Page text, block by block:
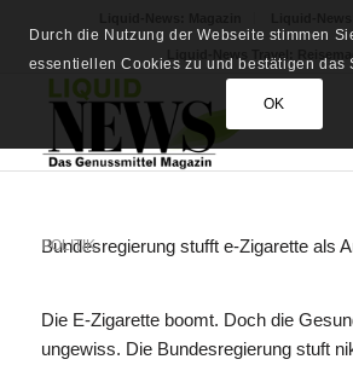
Bundesregierung stufft e-Zigarette als
POLITIK
Die E-Zigarette boomt. Doch die
ungewiss. Die Bundesregierung stuft
Durch die Nutzung der Webseite stimmen
essentiellen Cookies zu und bestätigen das
OK